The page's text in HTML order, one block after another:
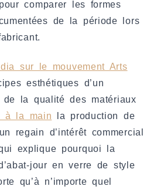
comparer les formes
de la période lors
sur le mouvement Arts
esthétiques d’un
de la qualité des matériaux
à la main la production de
regain d’intérêt commercial
explique pourquoi la
jour en verre de style
qu’à n’importe quel